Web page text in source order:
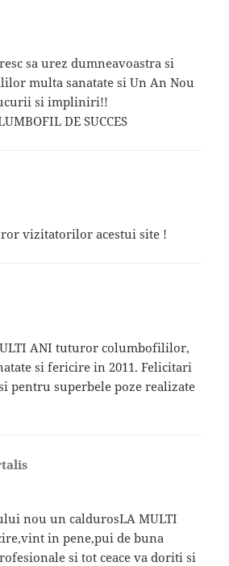
sa urez dumneavoastra si
multa sanatate si Un An Nou
si impliniri!!
DE SUCCES
vizitatorilor acestui site !
ANI tuturor columbofililor,
si fericire in 2011. Felicitari
pentru superbele poze realizate
nou un caldurosLA MULTI
in pene,pui de buna
si tot ceace va doriti si